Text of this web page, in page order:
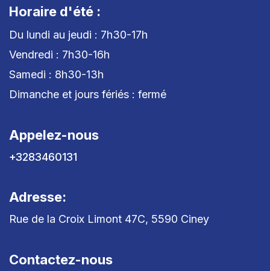
Horaire d'été :
Du lundi au jeudi : 7h30-17h
Vendredi : 7h30-16h
Samedi : 8h30-13h
Dimanche et jours fériés : fermé
Appelez-nous
+3283460131
Adresse:
Rue de la Croix Limont 47C, 5590 Ciney
Contactez-nous